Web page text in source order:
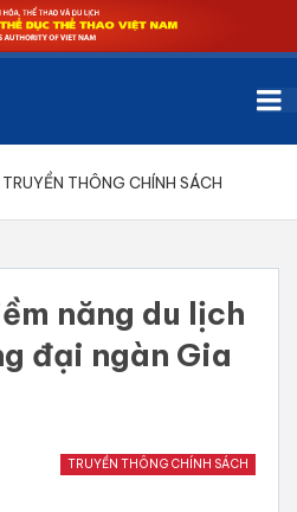
TRUYỀN THÔNG CHÍNH SÁCH
năng du lịch
đại ngàn Gia
TRUYỀN THÔNG CHÍNH SÁCH